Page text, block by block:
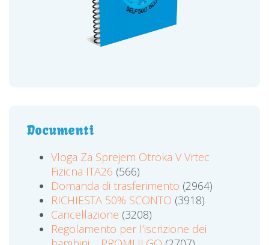
Documenti
Vloga Za Sprejem Otroka V Vrtec
Fizicna ITA26 (566)
Domanda di trasferimento (2964)
RICHIESTA 50% SCONTO (3918)
Cancellazione (3208)
Regolamento per l’iscrizione dei